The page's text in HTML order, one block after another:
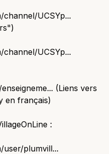
UCSYp...
UCSYp...
(Liens vers
en français)
:
plumvill...